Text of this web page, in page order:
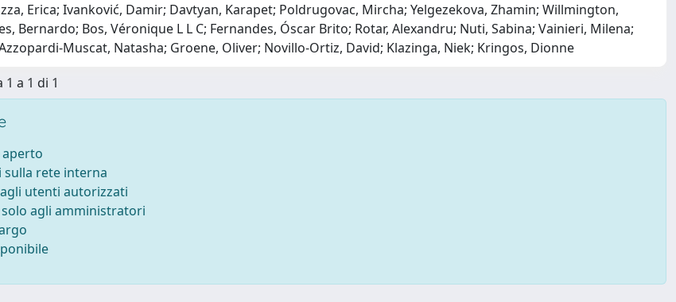
Erica; Ivanković, Damir; Davtyan, Karapet; Poldrugovac, Mircha; Yelgezekova, Zhamin; Willmington,
Bernardo; Bos, Véronique L L C; Fernandes, Óscar Brito; Rotar, Alexandru; Nuti, Sabina; Vainieri, Milena;
Muscat, Natasha; Groene, Oliver; Novillo-Ortiz, David; Klazinga, Niek; Kringos, Dionne
a 1 di 1
aperto
rete interna
utenti autorizzati
agli amministratori